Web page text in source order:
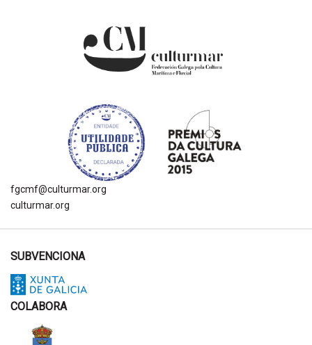
fgcmf@culturmar.org
culturmar.org
SUBVENCIONA
COLABORA